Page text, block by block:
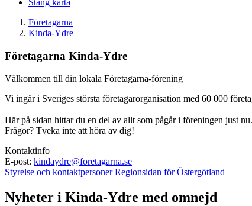
Stäng karta
Företagarna
Kinda-Ydre
Företagarna Kinda-Ydre
Välkommen till din lokala Företagarna-förening
Vi ingår i Sveriges största företagarorganisation med 60 000
Här på sidan hittar du en del av allt som pågår i föreningen just nu.
Frågor? Tveka inte att höra av dig!
Kontaktinfo
E-post: kindaydre@foretagarna.se
Styrelse och kontaktpersoner Regionsidan för Östergötland
Nyheter i Kinda-Ydre med omnejd